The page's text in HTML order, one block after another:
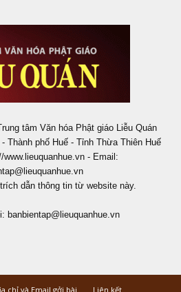
tâm Văn hóa Phật giáo Liễu Quán
Thành phố Huế - Tỉnh Thừa Thiên Huế
- Email:
dẫn thông tin từ website này.
banbientap@lieuquanhue.vn
chỉ và Email gởi bài Liên kết